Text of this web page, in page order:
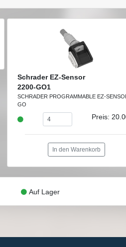
Schrader EZ-Sensor
2200-GO1
SCHRADER PROGRAMMABLE EZ-
GO
Preis:
In den Warenkorb
Auf Lager